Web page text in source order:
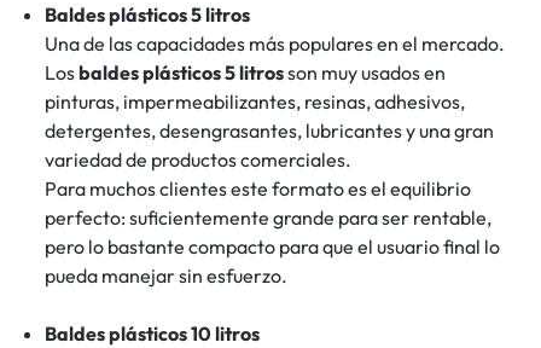
Baldes plásticos 5 litros
Una de las capacidades más populares en el mercado.
Losbaldes plásticos 5 litrosson muy usados en
pinturas, impermeabilizantes, resinas, adhesivos,
detergentes, desengrasantes, lubricantes y una gran
variedad de productos comerciales.
Para muchos clientes este formato es el equilibrio
perfecto: suficientemente grande para ser rentable,
pero lo bastante compacto para que el usuario final lo
pueda manejar sin esfuerzo.
Baldes plásticos 10 litros